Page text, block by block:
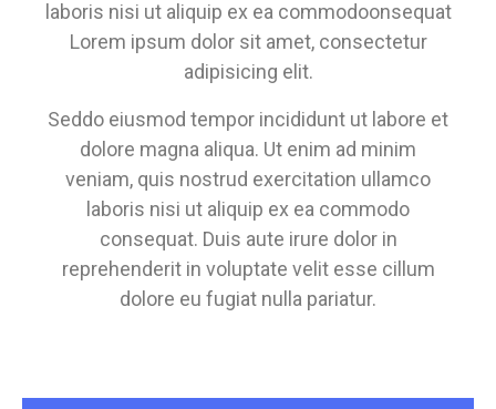
laboris nisi ut aliquip ex ea commodoonsequat
Lorem ipsum dolor sit amet, consectetur
adipisicing elit.
Seddo eiusmod tempor incididunt ut labore et
dolore magna aliqua. Ut enim ad minim
veniam, quis nostrud exercitation ullamco
laboris nisi ut aliquip ex ea commodo
consequat. Duis aute irure dolor in
reprehenderit in voluptate velit esse cillum
dolore eu fugiat nulla pariatur.